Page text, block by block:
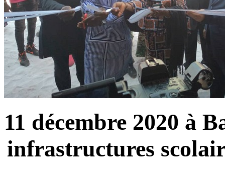
11 décembre 2020 à
infrastructures